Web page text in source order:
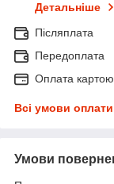
Детальніше
Післяплата
Передоплата
Оплата
Всі умови оплати
Умови